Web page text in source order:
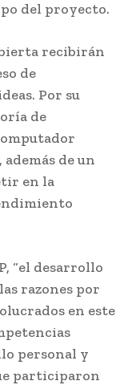
del proyecto.
recibirán
de
Por su
de
de un
en la
“el desarrollo
razones por
en este
personal y
participaron